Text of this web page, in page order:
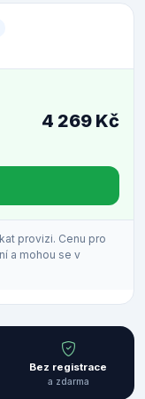
4 269 Kč
provizi. Cenu pro
a mohou se v
Bez registrace
a zdarma